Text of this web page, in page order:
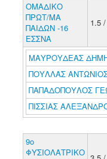
ΟΜΑΔΙΚΟ
ΠΡΩΤ/ΜΑ
ΠΑΙΔΩΝ -16
ΕΣΣΝΑ
1.5
ΜΑΥΡΟΥΔΕΑΣ
ΠΟΥΛΛΑΣ
ΠΑΠΑΔΟΠΟΥΛΟΣ
ΠΙΣΣΙΑΣ
9ο
ΦΥΣΙΟΛΑΤΡΙΚΟ